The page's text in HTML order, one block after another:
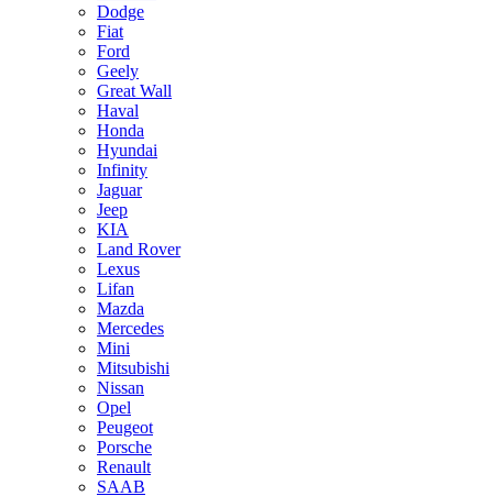
Dodge
Fiat
Ford
Geely
Great Wall
Haval
Honda
Hyundai
Infinity
Jaguar
Jeep
KIA
Land Rover
Lexus
Lifan
Mazda
Mercedes
Mini
Mitsubishi
Nissan
Opel
Peugeot
Porsche
Renault
SAAB